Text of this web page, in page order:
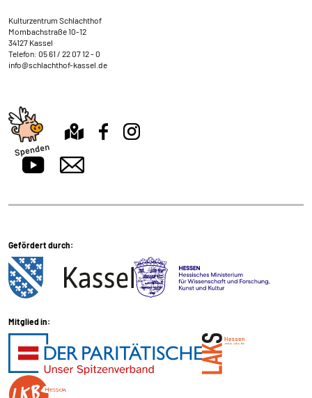
Kontakt und Anschrift
Kulturzentrum Schlachthof
Mombachstraße 10-12
34127 Kassel
Telefon: 05 61 / 22 07 12 - 0
info@schlachthof-kassel.de
Gefördert durch:
Mitglied in: